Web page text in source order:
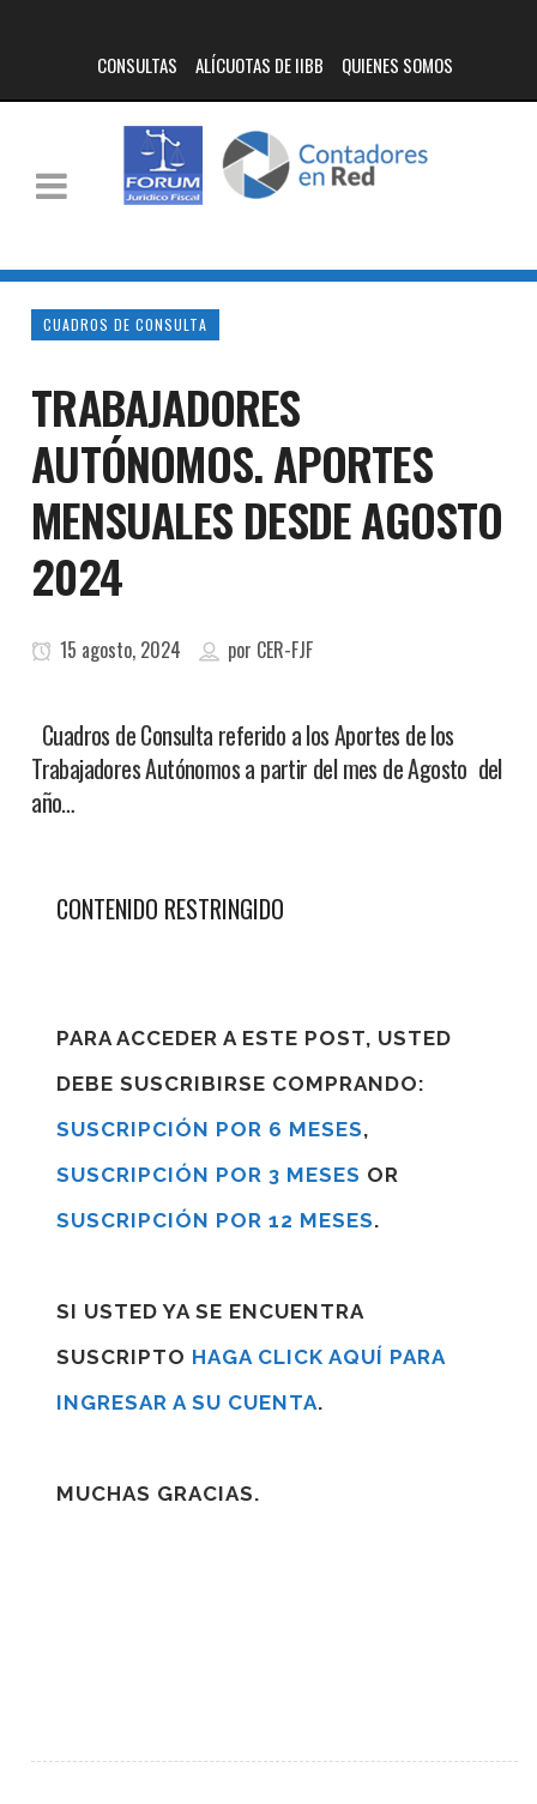
CONSULTAS ALÍCUOTAS DE IIBB QUIENES SOMOS
CUADROS DE CONSULTA
TRABAJADORES
AUTÓNOMOS. APORTES
MENSUALES DESDE AGOSTO
2024
15 agosto, 2024 por CER-FJF
Cuadros de Consulta referido a los Aportes de los
Trabajadores Autónomos a partir del mes de Agosto del
año…
CONTENIDO RESTRINGIDO
PARA ACCEDER A ESTE POST, USTED
DEBE SUSCRIBIRSE COMPRANDO:
SUSCRIPCIÓN POR 6 MESES,
SUSCRIPCIÓN POR 3 MESES OR
SUSCRIPCIÓN POR 12 MESES.
SI USTED YA SE ENCUENTRA
SUSCRIPTO HAGA CLICK AQUÍ PARA
INGRESAR A SU CUENTA.
MUCHAS GRACIAS.